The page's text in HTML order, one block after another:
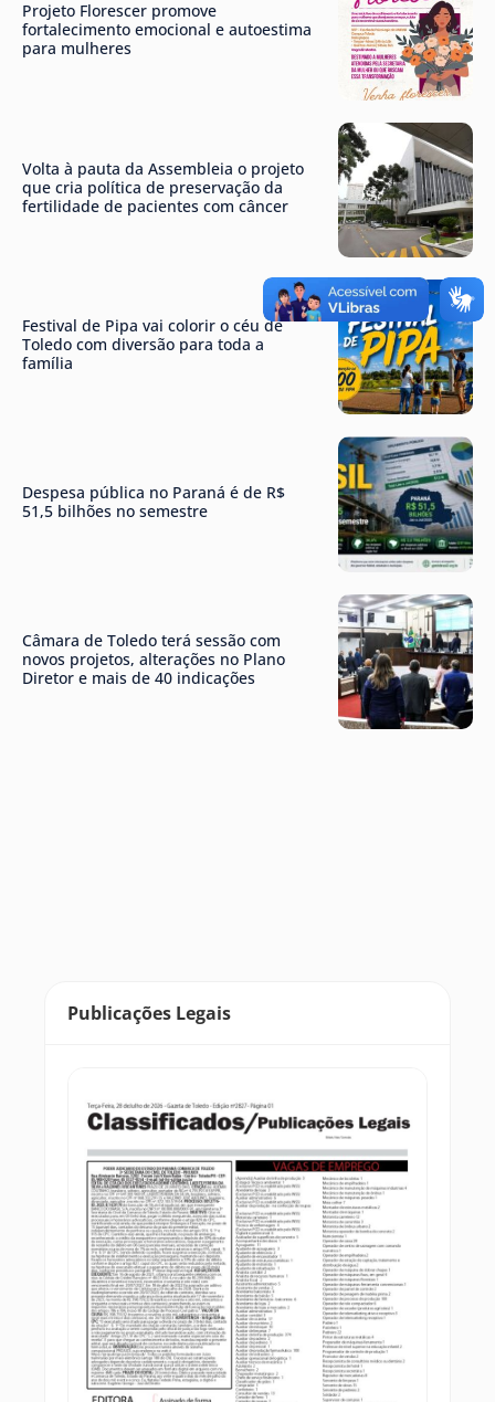
Projeto Florescer promove
fortalecimento emocional e autoestima
para mulheres
Volta à pauta da Assembleia o projeto
que cria política de preservação da
fertilidade de pacientes com câncer
Festival de Pipa vai colorir o céu de
Toledo com diversão para toda a
família
Despesa pública no Paraná é de R$
51,5 bilhões no semestre
Câmara de Toledo terá sessão com
novos projetos, alterações no Plano
Diretor e mais de 40 indicações
Publicações Legais